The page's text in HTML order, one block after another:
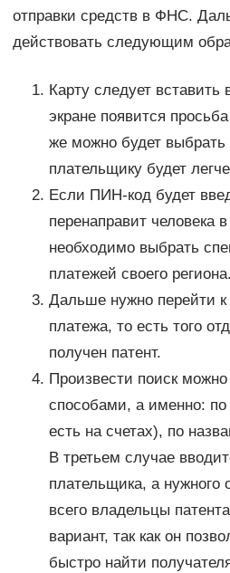
отправки средств в ФНС.
действовать следующим
Карту следует вставить
экране появится
же можно будет выбрать
плательщику будет
Если ПИН-код будет
перенаправит
необходимо выбрать
платежей своего региона.
Дальше нужно перейти к
платежа, то есть того
получен патент.
Произвести поиск
способами, а именно:
есть на счетах), по
В третьем случае
плательщика, а
всего владельцы
вариант, так как он
быстро найти